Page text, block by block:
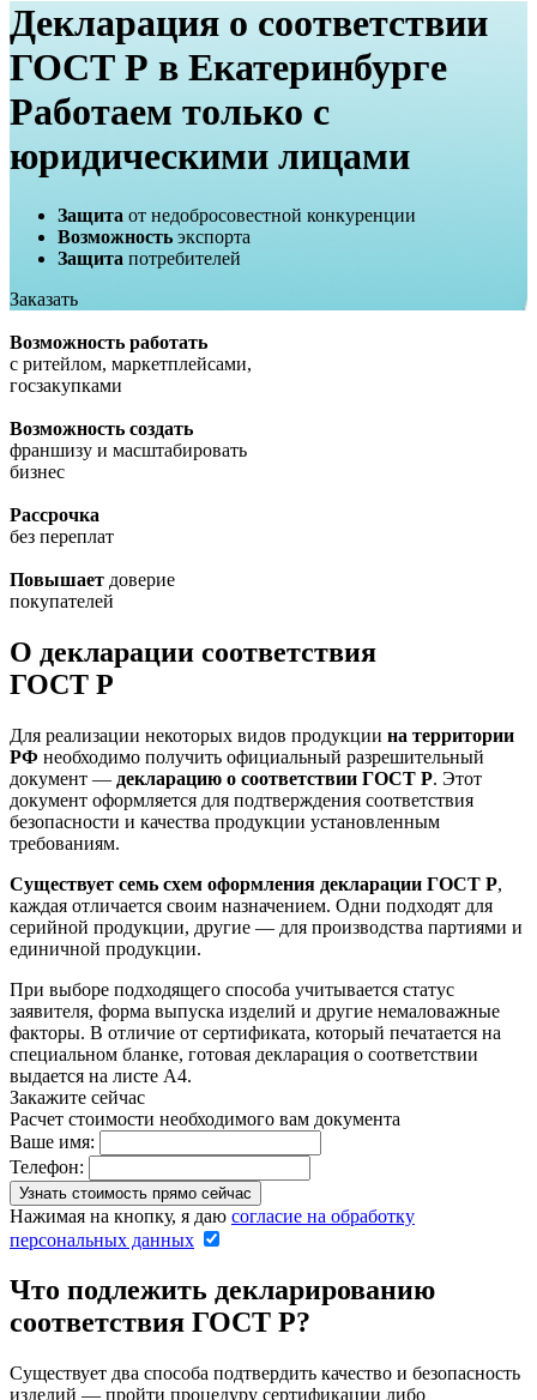
Декларация о соответствии
ГОСТ Р в Екатеринбурге
Работаем только с
юридическими лицами
Защита от недобросовестной конкуренции
Возможность экспорта
Защита потребителей
Заказать
Возможность работать
с ритейлом, маркетплейсами,
госзакупками
Возможность создать
франшизу и масштабировать
бизнес
Рассрочка
без переплат
Повышает доверие
покупателей
О декларации соответствия
ГОСТ Р
Для реализации некоторых видов продукции на территории
РФ необходимо получить официальный разрешительный
документ — декларацию о соответствии ГОСТ Р. Этот
документ оформляется для подтверждения соответствия
безопасности и качества продукции установленным
требованиям.
Существует семь схем оформления декларации ГОСТ Р,
каждая отличается своим назначением. Одни подходят для
серийной продукции, другие — для производства партиями и
единичной продукции.
При выборе подходящего способа учитывается статус
заявителя, форма выпуска изделий и другие немаловажные
факторы. В отличие от сертификата, который печатается на
специальном бланке, готовая декларация о соответствии
выдается на листе А4.
Закажите сейчас
Расчет стоимости необходимого вам документа
Ваше имя:
Телефон:
Нажимая на кнопку, я даю согласие на обработку
персональных данных
Что подлежить декларированию
соответствия ГОСТ Р?
Существует два способа подтвердить качество и безопасность
изделий — пройти процедуру сертификации либо